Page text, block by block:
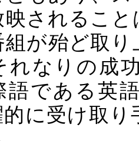
されるこ
が殆ど取
れなりの成
語である英
に受け取